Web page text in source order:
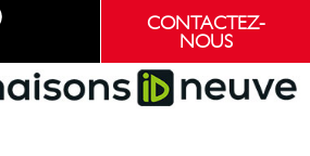
CONTACTEZ-
NOUS